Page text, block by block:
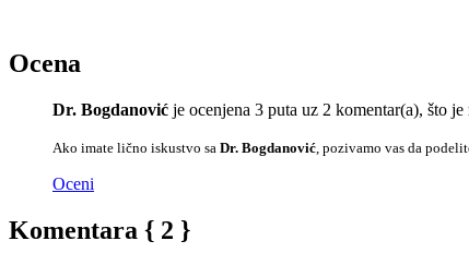
Ocena
Dr. Bogdanović je ocenjena 3 puta uz 2 komentar(a), što
Ako imate lično iskustvo sa Dr. Bogdanović , pozivamo vas da
Oceni
Komentara { 2 }